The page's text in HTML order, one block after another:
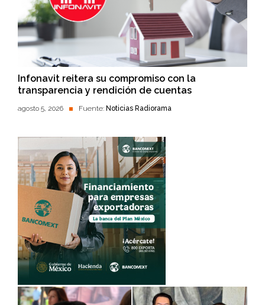
Infonavit reitera su compromiso con la
transparencia y rendición de cuentas
agosto 5, 2026 Fuente: Noticias Radiorama